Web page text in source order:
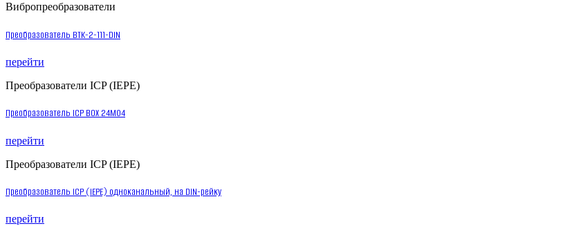
Вибропреобразователи
Преобразователь ВТК-2-111-DIN
перейти
Преобразователи ICP (IEPE)
Преобразователь ICP BOX 24M04
перейти
Преобразователи ICP (IEPE)
Преобразователь ICP (IEPE) одноканальный, на DIN-рейку
перейти